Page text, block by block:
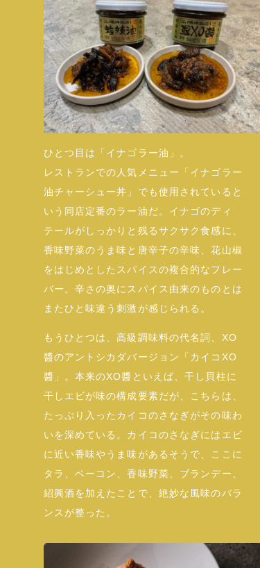
ひとつ目は「イナゴラー油」。
レストランでの人気メニュー「イナゴラー
油チャーシュー丼」でも使用されていると
いう同店定番のラー油だ。イナゴのディ
テールがしっかりと残るサクサク食感に、
香味野菜のうま味と唐辛子の辛味、花山椒
をはじめとしたスパイスの複合的なフレー
バー。辛さの奥にスパイス由来のものとは
またひと味違う刺激が感じられる。
もうひとつは、高級調味料の代名詞、XO
醬のアントシカダバージョン「カイコXO
醬」。本来のXO醬といえば、干し貝柱に
干しエビが味の構成要素だが、こちらは、
たっぷり入ったカイコのさなぎがその味わ
いを深めている。カイコのさなぎにはエビ
に近い香味やうま味があるそうで、ここに
タラ、ベーコン、香味野菜、ブランデー、
紹興酒を加えたことで、絶妙な風味のバラ
ンスが整った。